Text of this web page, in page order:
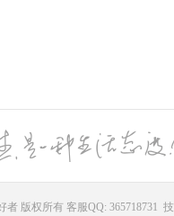
者版权所有 客服QQ: 365718731